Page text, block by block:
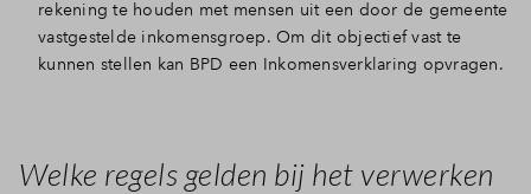
rekening te houden met mensen uit een door de gemeente
vastgestelde inkomensgroep. Om dit objectief vast te
kunnen stellen kan BPD een Inkomensverklaring opvragen.
Welke regels gelden bij het verwerken